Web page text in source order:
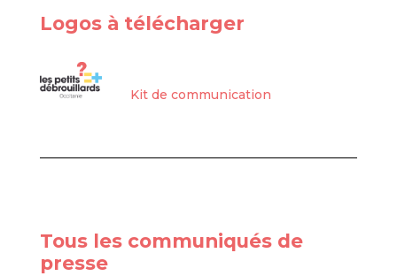
Logos à télécharger
Kit de communication
Tous les communiqués de
presse